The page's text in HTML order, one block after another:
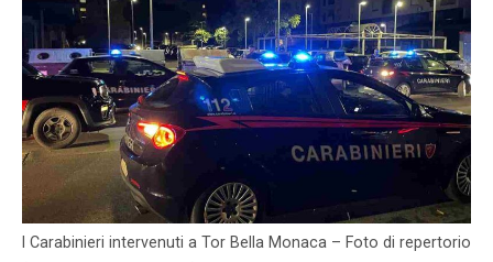
I Carabinieri intervenuti a Tor Bella Monaca – Foto di repertorio